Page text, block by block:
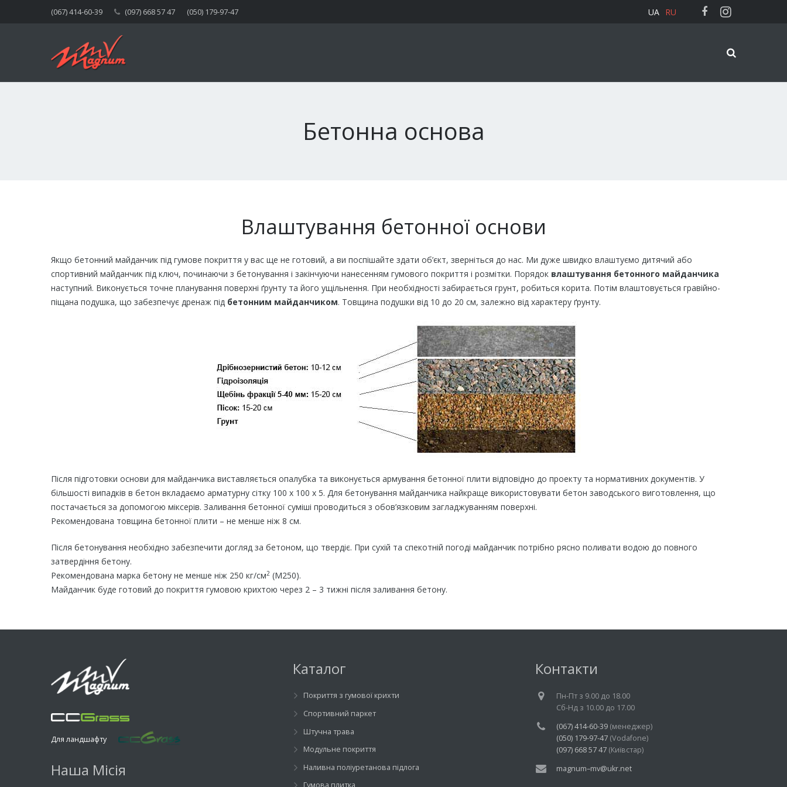
(067) 414-60-39 (097) 668 57 47 (050) 179-97-47 UA RU
Бетонна основа
Влаштування бетонної основи
Якщо бетонний майданчик під гумове покриття у вас ще не готовий, а ви поспішайте здати об’єкт, зверніться до нас. Ми дуже швидко влаштуємо дитячий або
спортивний майданчик під ключ, починаючи з бетонування і закінчуючи нанесенням гумового покриття і розмітки. Порядок влаштування бетонного майданчика
наступний. Виконується точне планування поверхні ґрунту та його ущільнення. При необхідності забирається грунт, робиться корита. Потім влаштовується гравійно-
піщана подушка, що забезпечує дренаж під бетонним майданчиком. Товщина подушки від 10 до 20 см, залежно від характеру ґрунту.
Після підготовки основи для майданчика виставляється опалубка та виконується армування бетонної плити відповідно до проекту та нормативних документів. У
більшості випадків в бетон вкладаємо арматурну сітку 100 х 100 х 5. Для бетонування майданчика найкраще використовувати бетон заводського виготовлення, що
постачається за допомогою міксерів. Заливання бетонної суміші проводиться з обов’язковим загладжуванням поверхні.
Рекомендована товщина бетонної плити – не менше ніж 8 см.
Після бетонування необхідно забезпечити догляд за бетоном, що твердіє. При сухій та спекотній погоді майданчик потрібно рясно поливати водою до повного
затвердіння бетону.
Рекомендована марка бетону не менше ніж 250 кг/см2 (М250).
Майданчик буде готовий до покриття гумовою крихтою через 2 – 3 тижні після заливання бетону.
Для ландшафту
Наша Місія
Каталог
Покриття з гумової крихти
Спортивний паркет
Штучна трава
Модульне покриття
Наливна поліуретанова підлога
Контакти
Пн-Пт з 9.00 до 18.00
Cб-Нд з 10.00 до 17.00
(067) 414-60-39(менеджер)
(050) 179-97-47(Vodafone)
(097) 668 57 47(Київстар)
magnum–mv@ukr.net